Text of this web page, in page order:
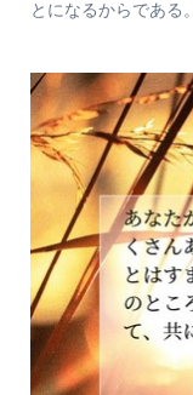
とになるからである。